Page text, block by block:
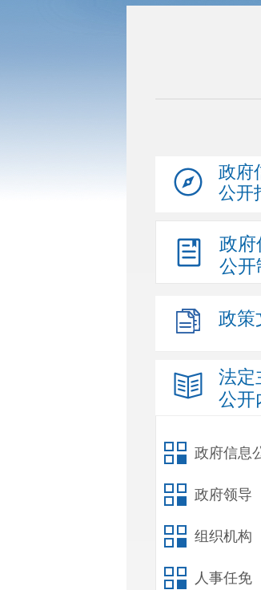
政府
公开
政府
公开
政策
法定
公开
政府信息
政府领导
组织机构
人事任免